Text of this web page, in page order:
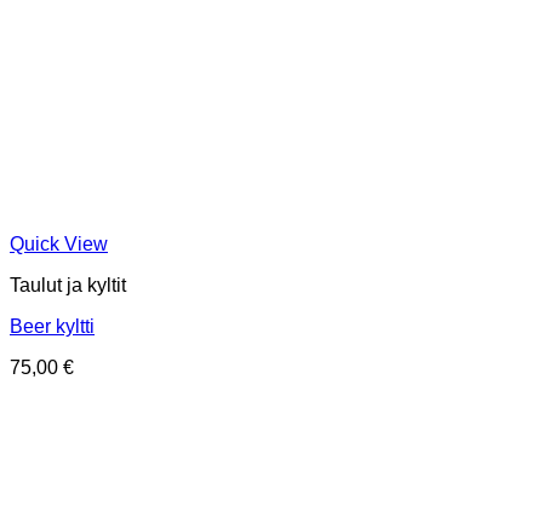
Quick View
Taulut ja kyltit
Beer kyltti
75,00 €